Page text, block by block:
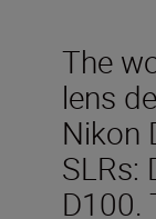
The
lens
Nikon
SLRs:
D100.